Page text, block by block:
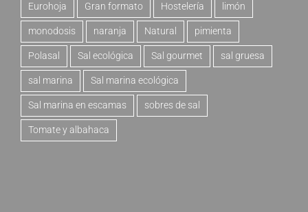
Eurohoja Gran formato Hostelería limón
monodosis naranja Natural pimienta
Polasal Sal ecológica Sal gourmet sal gruesa
sal marina Sal marina ecológica
Sal marina en escamas sobres de sal
Tomate y albahaca